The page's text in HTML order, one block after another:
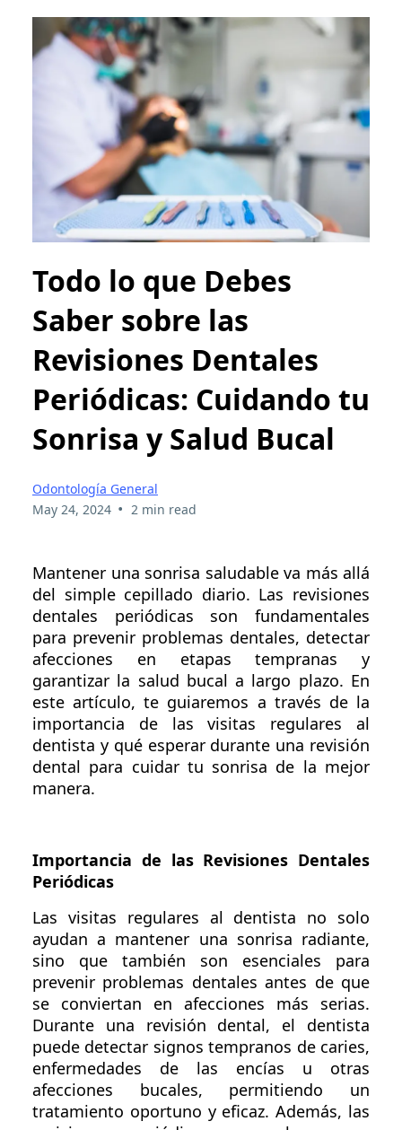
Todo lo que Debes
Saber sobre las
Revisiones Dentales
Periódicas: Cuidando tu
Sonrisa y Salud Bucal
Odontología General
May 24, 2024 • 2 min read
Mantener una sonrisa saludable va más allá
del simple cepillado diario. Las revisiones
dentales periódicas son fundamentales
para prevenir problemas dentales, detectar
afecciones en etapas tempranas y
garantizar la salud bucal a largo plazo. En
este artículo, te guiaremos a través de la
importancia de las visitas regulares al
dentista y qué esperar durante una revisión
dental para cuidar tu sonrisa de la mejor
manera.
Importancia de las Revisiones Dentales
Periódicas
Las visitas regulares al dentista no solo
ayudan a mantener una sonrisa radiante,
sino que también son esenciales para
prevenir problemas dentales antes de que
se conviertan en afecciones más serias.
Durante una revisión dental, el dentista
puede detectar signos tempranos de caries,
enfermedades de las encías u otras
afecciones bucales, permitiendo un
tratamiento oportuno y eficaz. Además, las